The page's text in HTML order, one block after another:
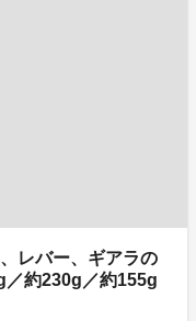
レバー、ギアラの
／約230g／約155g